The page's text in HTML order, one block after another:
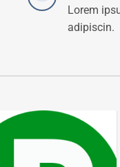
Lorem
adipiscin.